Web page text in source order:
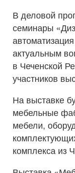
В деловой
семинары
актуальным
в Чеченской
участников
На выставке
мебельные
мебели,
комплекса из